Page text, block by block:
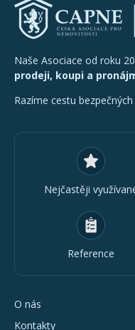
Naše Asociace od roku
prodeji, koupi a
Razíme cestu
Nejčastěji
Reference
O nás
Kontakty